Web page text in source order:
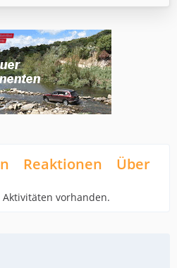
Reaktionen Über
vorhanden.